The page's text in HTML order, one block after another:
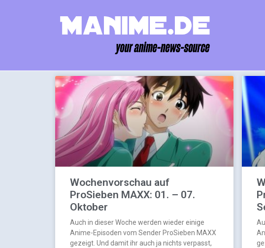
Wochenvorschau auf
ProSieben MAXX: 01. – 07.
Oktober
Auch in dieser Woche werden wieder einige
Anime-Episoden vom Sender ProSieben MAXX
gezeigt. Und damit ihr auch ja nichts verpasst,